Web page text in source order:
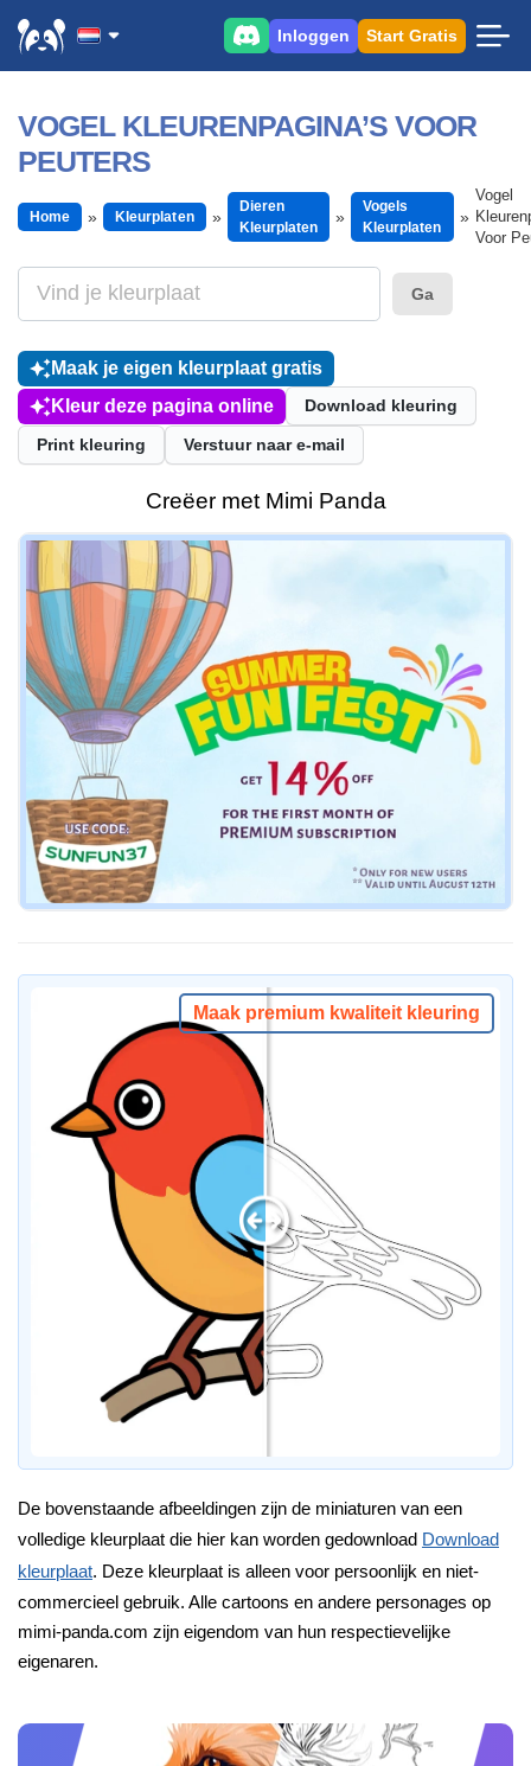
Inloggen Start Gratis
VOGEL KLEURENPAGINA’S VOOR
PEUTERS
Home Kleurplaten
Dieren
Kleurplaten
Vogels
Kleurplaten
Vogel
Voor
Ga
Maak je eigen kleurplaat gratis
Kleur deze pagina online
Download kleuring
Print kleuring Verstuur naar e-mail
Creëer met Mimi Panda
Maak premium kwaliteit kleuring
De bovenstaande afbeeldingen zijn de miniaturen van een
volledige kleurplaat die hier kan worden gedownload Download
kleurplaat. Deze kleurplaat is alleen voor persoonlijk en niet-
commercieel gebruik. Alle cartoons en andere personages op
mimi-panda.com zijn eigendom van hun respectievelijke
eigenaren.